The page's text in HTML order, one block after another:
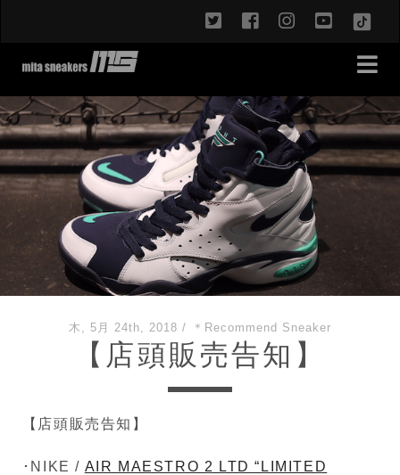
twitterfacebookinstagram
木, 5月 24th, 2018 / ＊Recommend Sneaker
【店頭販売告知】
【店頭販売告知】
･NIKE / AIR MAESTRO 2 LTD “LIMITED